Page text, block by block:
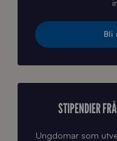
Bli
STIPENDIER
Ungdomar som